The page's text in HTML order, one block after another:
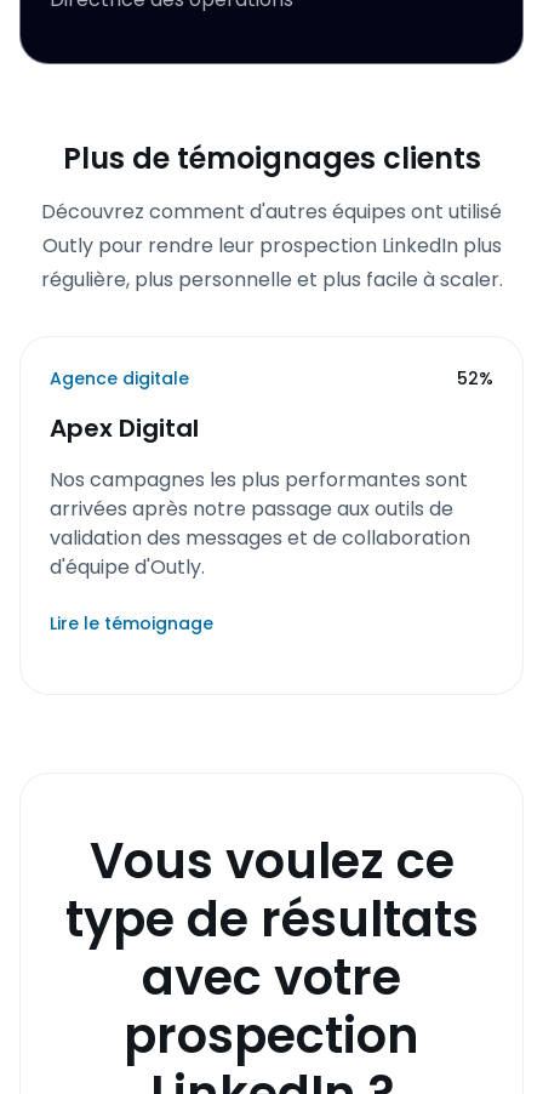
Plus de témoignages clients
Découvrez comment d'autres équipes ont utilisé
Outly pour rendre leur prospection LinkedIn plus
régulière, plus personnelle et plus facile à scaler.
Agence digitale 52%
Apex Digital
Nos campagnes les plus performantes sont
arrivées après notre passage aux outils de
validation des messages et de collaboration
d'équipe d'Outly.
Lire le témoignage
Vous voulez ce
type de résultats
avec votre
prospection